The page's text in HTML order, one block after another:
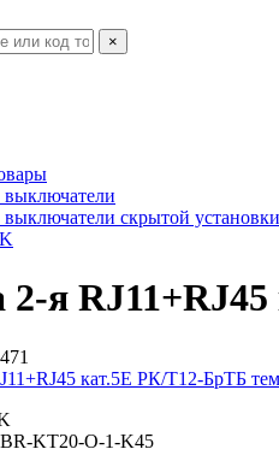
×
выключатели
выключатели скрытой установки
2-я
BR-KT20-O-1-K45